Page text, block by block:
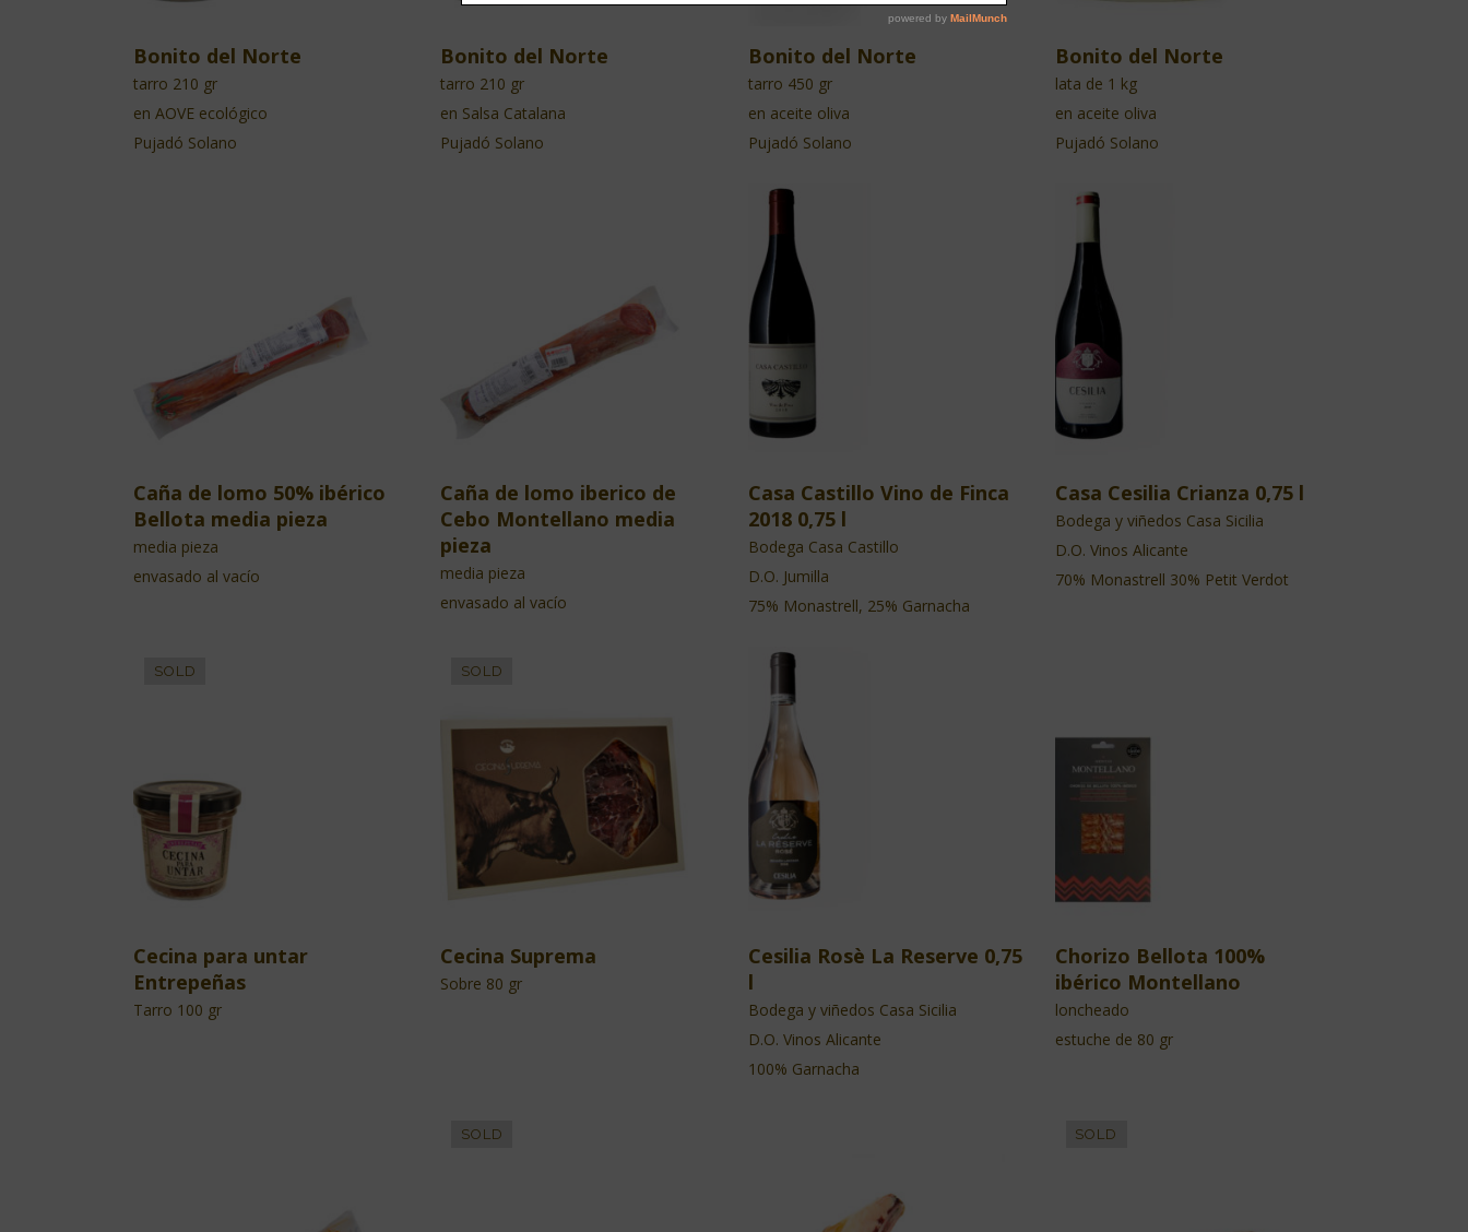
Bonito del Norte
tarro 210 gr
en AOVE ecológico
Pujadó Solano
Bonito del Norte
tarro 210 gr
en Salsa Catalana
Pujadó Solano
Bonito del Norte
tarro 450 gr
en aceite oliva
Pujadó Solano
Bonito del Norte
lata de 1 kg
en aceite oliva
Pujadó Solano
Caña de lomo 50% ibérico
Bellota media pieza
media pieza
envasado al vacío
Caña de lomo iberico de
Cebo Montellano media
pieza
media pieza
envasado al vacío
Casa Castillo Vino de Finca
2018 0,75 l
Bodega Casa Castillo
D.O. Jumilla
75% Monastrell, 25% Garnacha
Casa Cesilia Crianza 0,75 l
Bodega y viñedos Casa Sicilia
D.O. Vinos Alicante
70% Monastrell 30% Petit Verdot
Cecina para untar
Entrepeñas
Tarro 100 gr
Cecina Suprema
Sobre 80 gr
Cesilia Rosè La Reserve 0,75
l
Bodega y viñedos Casa Sicilia
D.O. Vinos Alicante
100% Garnacha
Chorizo Bellota 100%
ibérico Montellano
loncheado
estuche de 80 gr